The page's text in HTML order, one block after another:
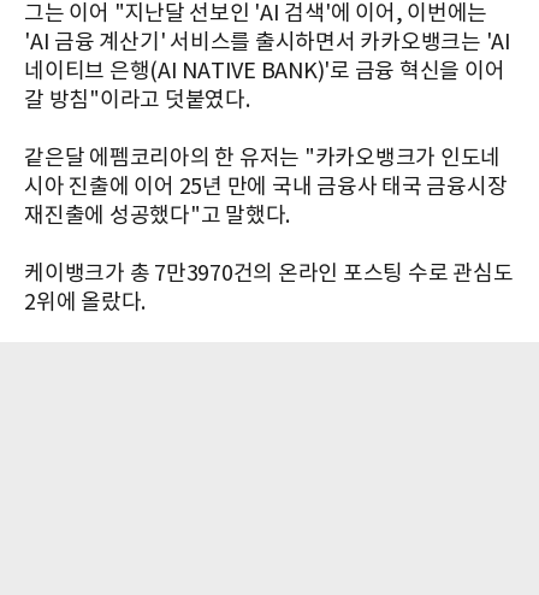
그는 이어 "지난달 선보인 'AI 검색'에 이어, 이번에는
'AI 금융 계산기' 서비스를 출시하면서 카카오뱅크는 'AI
네이티브 은행(AI NATIVE BANK)'로 금융 혁신을 이어
갈 방침"이라고 덧붙였다.
같은달 에펨코리아의 한 유저는 "카카오뱅크가 인도네
시아 진출에 이어 25년 만에 국내 금융사 태국 금융시장
재진출에 성공했다"고 말했다.
케이뱅크가 총 7만3970건의 온라인 포스팅 수로 관심도
2위에 올랐다.